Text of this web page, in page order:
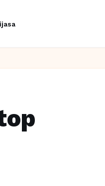
jasa